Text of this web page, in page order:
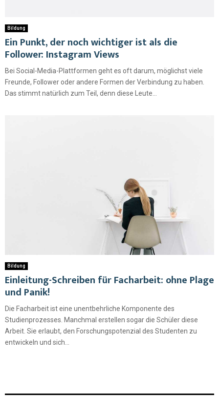
Bildung
Ein Punkt, der noch wichtiger ist als die
Follower: Instagram Views
Bei Social-Media-Plattformen geht es oft darum, möglichst viele
Freunde, Follower oder andere Formen der Verbindung zu haben.
Das stimmt natürlich zum Teil, denn diese Leute...
Bildung
Einleitung-Schreiben für Facharbeit: ohne Plage
und Panik!
Die Facharbeit ist eine unentbehrliche Komponente des
Studienprozesses. Manchmal erstellen sogar die Schüler diese
Arbeit. Sie erlaubt, den Forschungspotenzial des Studenten zu
entwickeln und sich...